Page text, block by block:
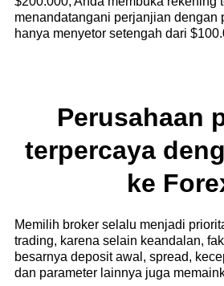
menandatangani perjanjian dengan
hanya menyetor setengah dari
Perusahaan
terpercaya
ke
Memilih broker selalu menjadi
trading, karena selain keandalan,
besarnya deposit awal, spread,
dan parameter lainnya juga